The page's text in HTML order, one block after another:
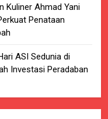
Kuliner Ahmad Yani
Penataan
ASI Sedunia di
Investasi Peradaban